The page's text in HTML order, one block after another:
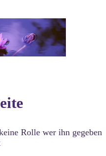
Rolle wer ihn gegeben